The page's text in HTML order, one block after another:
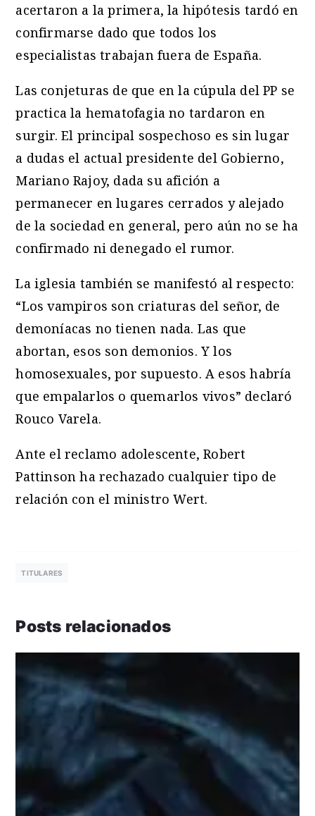
acertaron a la primera, la hipótesis tardó en
confirmarse dado que todos los
especialistas trabajan fuera de España.
Las conjeturas de que en la cúpula del PP se
practica la hematofagia no tardaron en
surgir. El principal sospechoso es sin lugar
a dudas el actual presidente del Gobierno,
Mariano Rajoy, dada su afición a
permanecer en lugares cerrados y alejado
de la sociedad en general, pero aún no se ha
confirmado ni denegado el rumor.
La iglesia también se manifestó al respecto:
“Los vampiros son criaturas del señor, de
demoníacas no tienen nada. Las que
abortan, esos son demonios. Y los
homosexuales, por supuesto. A esos habría
que empalarlos o quemarlos vivos” declaró
Rouco Varela.
Ante el reclamo adolescente, Robert
Pattinson ha rechazado cualquier tipo de
relación con el ministro Wert.
TITULARES
Posts relacionados